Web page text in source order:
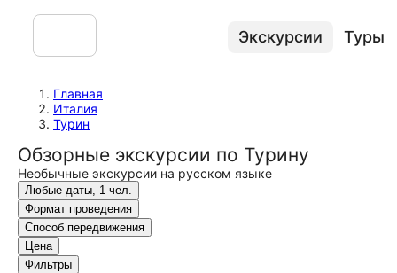
Экскурсии Туры
Главная
Италия
Турин
Обзорные экскурсии по Турину
Необычные экскурсии на русском языке
Любые даты, 1 чел.
Формат проведения
Способ передвижения
Цена
Фильтры